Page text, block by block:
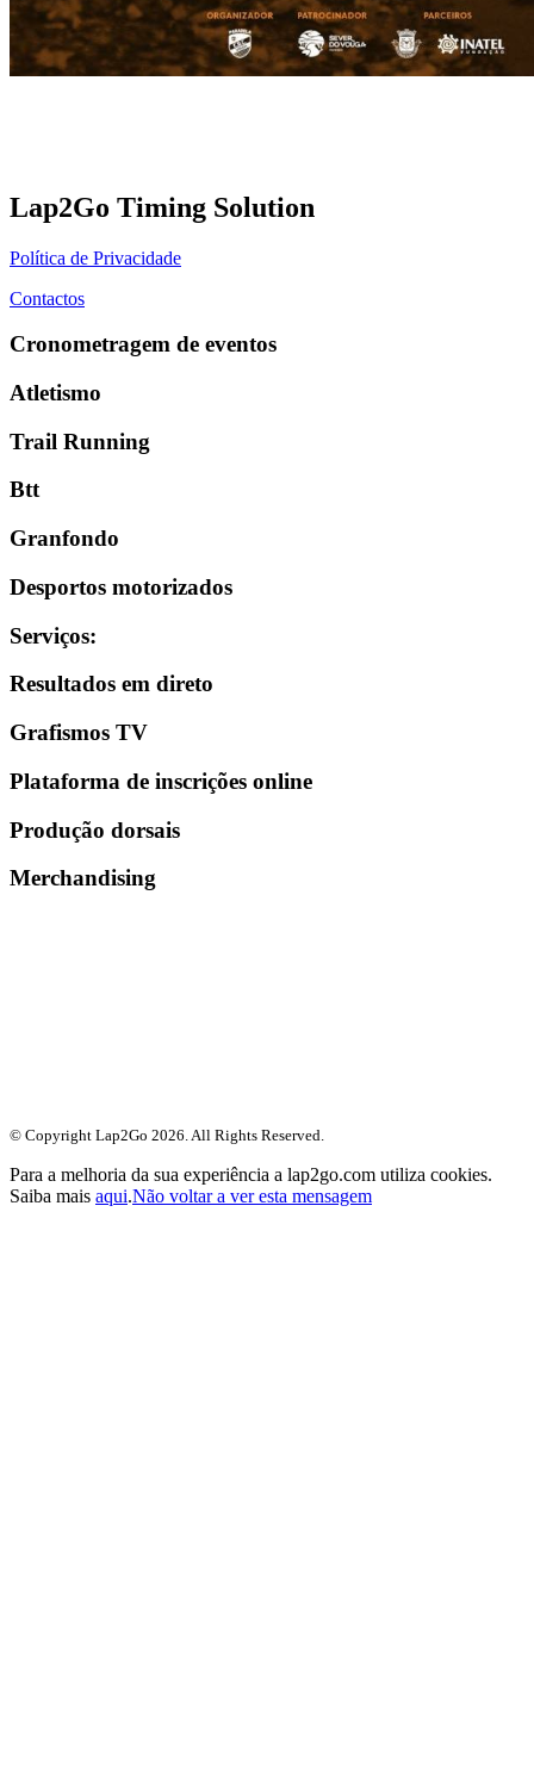
Lap2Go Timing Solution
Política de Privacidade
Contactos
Cronometragem de eventos
Atletismo
Trail Running
Btt
Granfondo
Desportos motorizados
Serviços:
Resultados em direto
Grafismos TV
Plataforma de inscrições online
Produção dorsais
Merchandising
© Copyright Lap2Go 2026 . All Rights Reserved.
Para a melhoria da sua experiência a lap2go.com utiliza cookies.
Saiba mais aqui.Não voltar a ver esta mensagem